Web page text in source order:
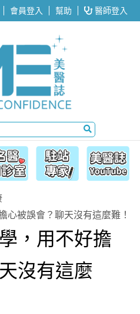
會員登入 幫助 醫師登入
心被誤會？聊天沒有這麼難！
，用不好擔
沒有這麼